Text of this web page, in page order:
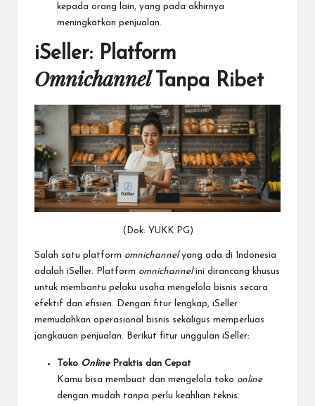
kepada orang lain, yang pada akhirnya
meningkatkan penjualan.
iSeller: Platform
Omnichannel Tanpa Ribet
(Dok: YUKK PG)
Salah satu platform omnichannelyang ada di Indonesia
adalah iSeller. Platform omnichannelini dirancang khusus
untuk membantu pelaku usaha mengelola bisnis secara
efektif dan efisien. Dengan fitur lengkap, iSeller
memudahkan operasional bisnis sekaligus memperluas
jangkauan penjualan. Berikut fitur unggulan iSeller:
Toko Online Praktis dan Cepat
Kamu bisa membuat dan mengelola toko online
dengan mudah tanpa perlu keahlian teknis.